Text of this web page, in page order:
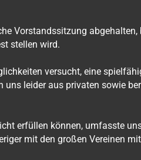
Vorstandssitzung
stellen wird.
versucht, eine
uns leider aus privaten sowie
erfüllen können, umfasste
mit den großen Vereinen